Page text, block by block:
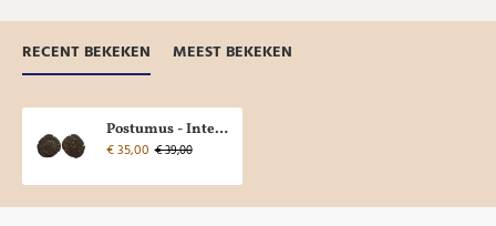
RECENT BEKEKEN MEEST BEKEKEN
Postumus - Interessante en schaarse keerzijde NEMESIS! (D22115)
€ 35,00 € 39,00